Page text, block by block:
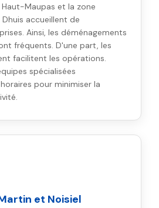
Maupas et la zone
accueillent de
Ainsi, les déménagements
fréquents. D'une part, les
facilitent les opérations.
spécialisées
pour minimiser la
et Noisiel